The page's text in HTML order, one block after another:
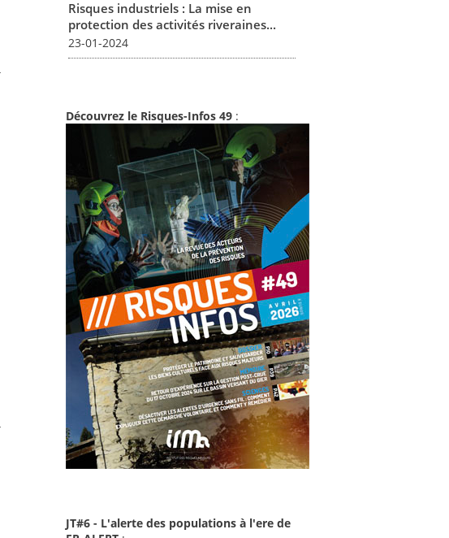
Risques industriels : La mise en
protection des activités riveraines...
23-01-2024
Découvrez le Risques-Infos 49 :
JT#6 - L'alerte des populations à l'ere de